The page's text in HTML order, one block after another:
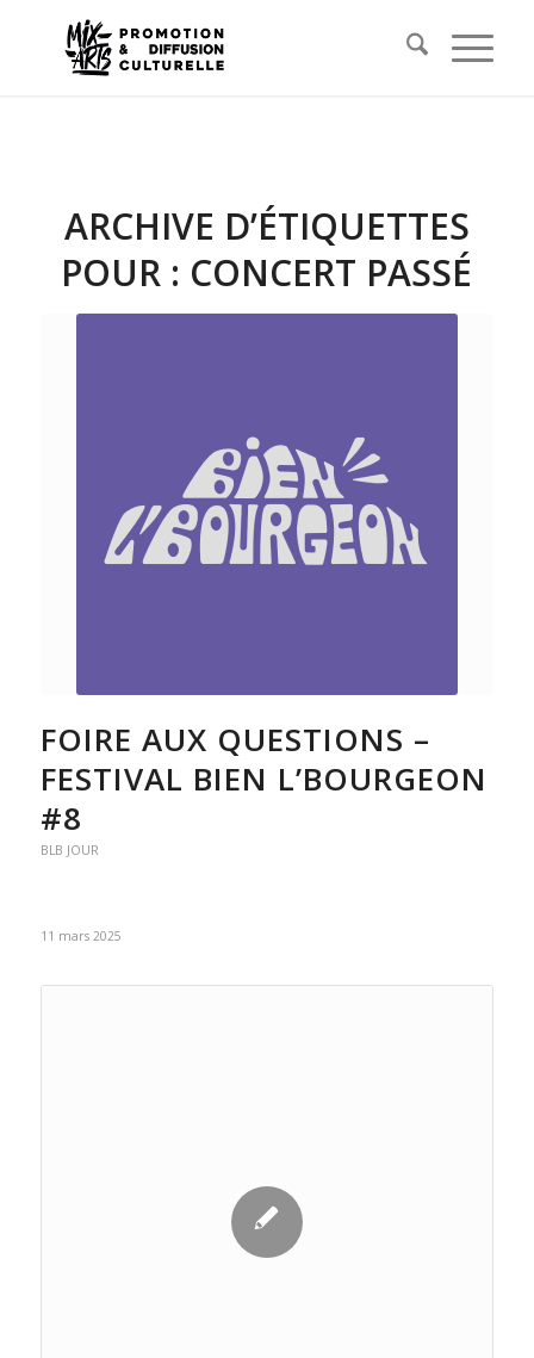
ARCHIVE D’ÉTIQUETTES
POUR : CONCERT PASSÉ
FOIRE AUX QUESTIONS –
FESTIVAL BIEN L’BOURGEON
#8
BLB JOUR
11 mars 2025